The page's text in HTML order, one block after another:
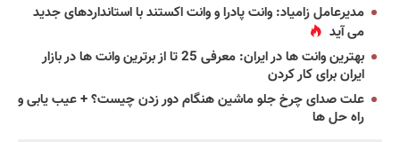
مدیرعامل زامیاد: وانت پادرا و وانت اکستند با استانداردهای جدید
می آید
بهترین وانت ها در ایران: معرفی 25 تا از برترین وانت ها در بازار
ایران برای کار کردن
علت صدای چرخ جلو ماشین هنگام دور زدن چیست؟ + عیب یابی و
راه حل ها